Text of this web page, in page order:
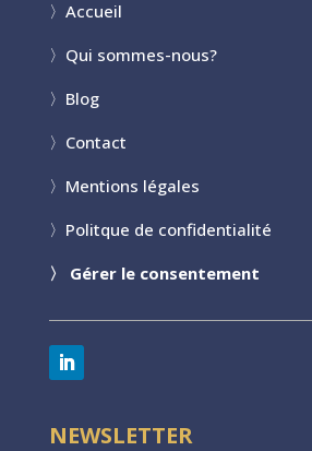
〉 Accueil
〉 Qui sommes-nous?
〉 Blog
〉 Contact
〉 Mentions légales
〉 Politque de confidentialité
〉 Gérer le consentement
NEWSLETTER